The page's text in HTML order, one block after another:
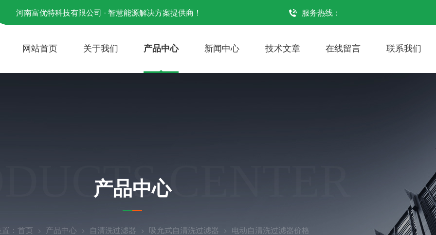
河南富优特科技有限公司 · 智慧能源解决方案提供商！ 服务热线：
网站首页 关于我们 产品中心 新闻中心 技术文章 在线留言 联系我们
CENTER
产品中心
： 首页 产品中心 自清洗过滤器 吸允式自清洗过滤器 电动自清洗过滤器价格